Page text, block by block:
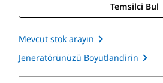
Temsilci Bul
Mevcut stok arayın
Jeneratörünüzü Boyutlandirin